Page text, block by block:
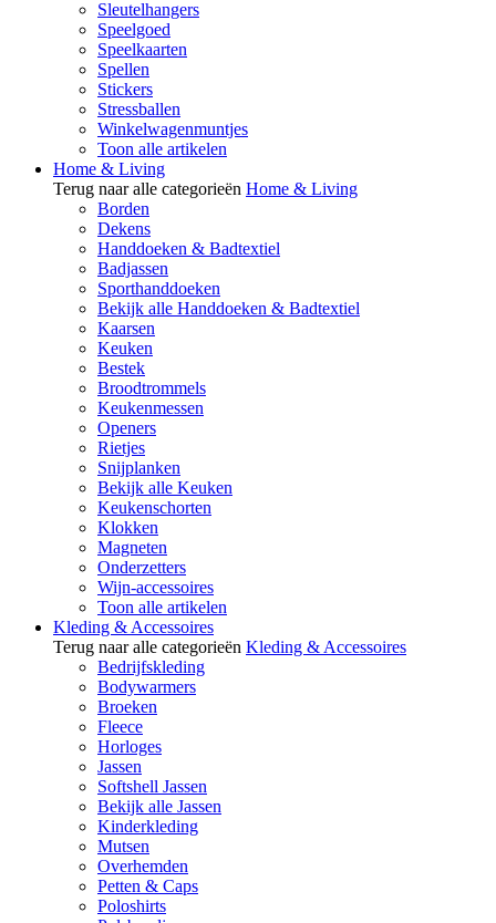
Sleutelhangers
Speelgoed
Speelkaarten
Spellen
Stickers
Stressballen
Winkelwagenmuntjes
Toon alle artikelen
Home & Living
Terug naar alle categorieën Home & Living
Borden
Dekens
Handdoeken & Badtextiel
Badjassen
Sporthanddoeken
Bekijk alle Handdoeken & Badtextiel
Kaarsen
Keuken
Bestek
Broodtrommels
Keukenmessen
Openers
Rietjes
Snijplanken
Bekijk alle Keuken
Keukenschorten
Klokken
Magneten
Onderzetters
Wijn-accessoires
Toon alle artikelen
Kleding & Accessoires
Terug naar alle categorieën Kleding & Accessoires
Bedrijfskleding
Bodywarmers
Broeken
Fleece
Horloges
Jassen
Softshell Jassen
Bekijk alle Jassen
Kinderkleding
Mutsen
Overhemden
Petten & Caps
Poloshirts